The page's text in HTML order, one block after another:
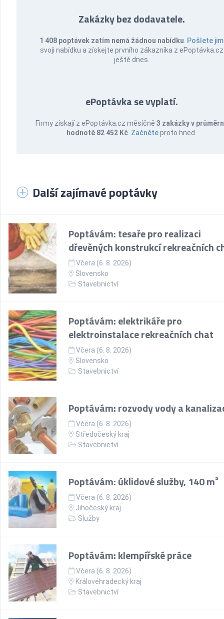
Zakázky bez dodavatele.
1 408 poptávek zatím nemá žádnou nabídku Pošlete jim
svoji nabídku a získejte prvního zákazníka z ePoptávka.cz
ještě dnes.
ePoptávka se vyplatí.
Firmy získají z ePoptávka.cz měsíčně 3 zakázky v
hodnotě 82 452 Kč Začněteproto hned.
Další zajímavé poptávky
Poptávám: tesaře pro realizaci
dřevěných konstrukcí rekreačních
Včera (6. 8. 2026)
Slovensko
Stavebnictví
Poptávám: elektrikáře pro
elektroinstalace rekreačních chat
Včera (6. 8. 2026)
Slovensko
Stavebnictví
Poptávám: rozvody vody a
Včera (6. 8. 2026)
Středočeský kraj
Stavebnictví
Poptávám: úklidové služby, 140 m²
Včera (6. 8. 2026)
Jihočeský kraj
Služby
Poptávám: klempířské práce
Včera (6. 8. 2026)
Královéhradecký kraj
Stavebnictví